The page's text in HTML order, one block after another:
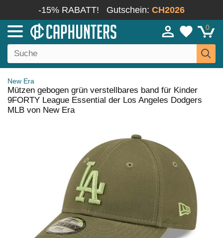
-15% RABATT! Gutschein: CH2026
0
New Era
Mützen gebogen grün verstellbares band für Kinder
9FORTY League Essential der Los Angeles Dodgers
MLB von New Era